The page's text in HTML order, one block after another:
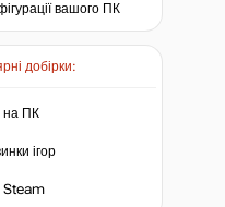
вашого ПК
добірки:
на ПК
ігор
Steam